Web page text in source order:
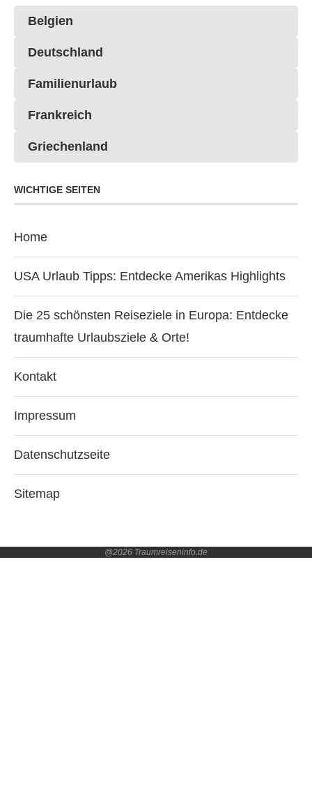
Belgien
Deutschland
Familienurlaub
Frankreich
Griechenland
WICHTIGE SEITEN
Home
USA Urlaub Tipps: Entdecke Amerikas Highlights
Die 25 schönsten Reiseziele in Europa: Entdecke
traumhafte Urlaubsziele & Orte!
Kontakt
Impressum
Datenschutzseite
Sitemap
@2026 Traumreiseninfo.de